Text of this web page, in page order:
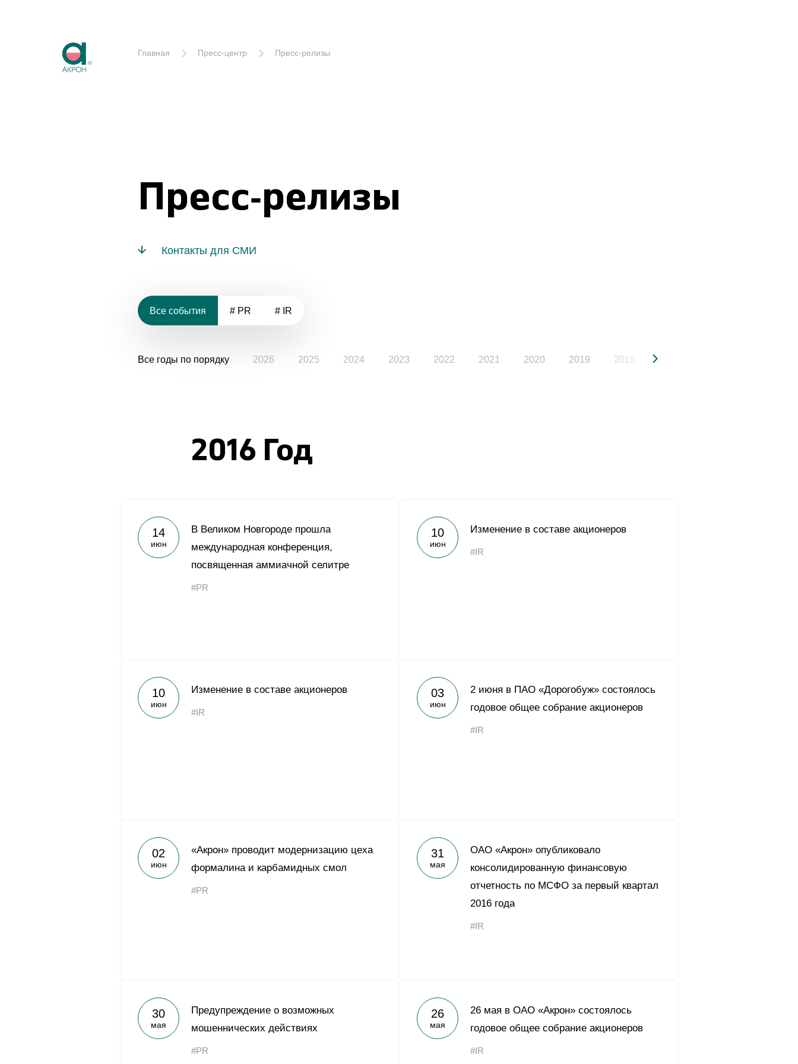
Главная Пресс-центр Пресс-релизы
Пресс-релизы
Контакты для СМИ
Все события # PR # IR
Все годы по порядку 2026 2025 2024 2023 2022 2021 2020 2019 2018
2016 Год
14
июн
В Великом Новгороде прошла
международная конференция,
посвященная аммиачной селитре
#PR
10
июн
Изменение в составе акционеров
#IR
10
июн
Изменение в составе акционеров
#IR
03
июн
2 июня в ПАО «Дорогобуж» состоялось
годовое общее собрание акционеров
#IR
02
июн
«Акрон» проводит модернизацию цеха
формалина и карбамидных смол
#PR
31
мая
ОАО «Акрон» опубликовало
консолидированную финансовую
отчетность по МСФО за первый квартал
2016 года
#IR
30
мая
Предупреждение о возможных
мошеннических действиях
#PR
26
мая
26 мая в ОАО «Акрон» состоялось
годовое общее собрание акционеров
#IR